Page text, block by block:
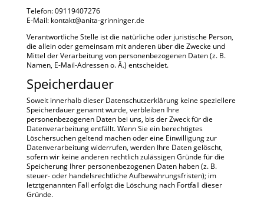
Telefon: 09119407276
E-Mail: kontakt@anita-grinninger.de
Verantwortliche Stelle ist die natürliche oder juristische Person,
die allein oder gemeinsam mit anderen über die Zwecke und
Mittel der Verarbeitung von personenbezogenen Daten (z. B.
Namen, E-Mail-Adressen o. Ä.) entscheidet.
Speicherdauer
Soweit innerhalb dieser Datenschutzerklärung keine speziellere
Speicherdauer genannt wurde, verbleiben Ihre
personenbezogenen Daten bei uns, bis der Zweck für die
Datenverarbeitung entfällt. Wenn Sie ein berechtigtes
Löschersuchen geltend machen oder eine Einwilligung zur
Datenverarbeitung widerrufen, werden Ihre Daten gelöscht,
sofern wir keine anderen rechtlich zulässigen Gründe für die
Speicherung Ihrer personenbezogenen Daten haben (z. B.
steuer- oder handelsrechtliche Aufbewahrungsfristen); im
letztgenannten Fall erfolgt die Löschung nach Fortfall dieser
Gründe.